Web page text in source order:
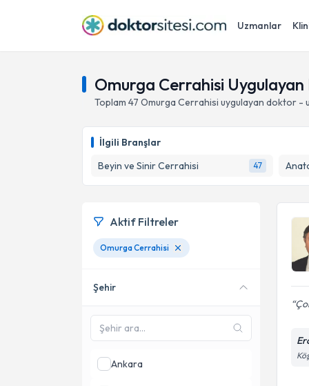
Uzmanlar
Omurga Cerrahisi
Toplam 47 Omurga Cerrahisi uygulayan doktor -
İlgili Branşlar
Beyin ve Sinir Cerrahisi
47
Aktif Filtreler
Omurga Cerrahisi
Şehir
Ankara